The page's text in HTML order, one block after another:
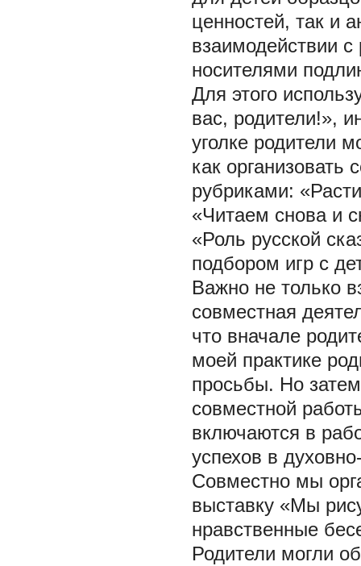
ценностей, так и
взаимодействии
носителями
Для этого
вас, родители!»,
уголке родители
как
рубриками:
«Читаем снова и
«Роль русской
подбором игр с
Важно не только
совместная
что вначале
моей практике
просьбы. Но
совместной
включаются в
успехов в
Совместно мы
выставку «Мы
нравственные
Родители могли